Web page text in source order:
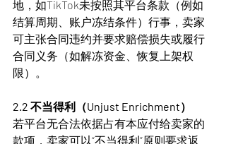
地，如TikTok未按照其平台条款（例如
结算周期、账户冻结条件）行事，卖家
可主张合同违约并要求赔偿损失或履行
合同义务（如解冻资金、恢复上架权
限）。
2.2 不当得利（Unjust Enrichment）
若平台无合法依据占有本应付给卖家的
款项，卖家可以“不当得利”原则要求返